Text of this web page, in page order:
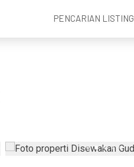
PENCARIAN LISTING